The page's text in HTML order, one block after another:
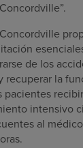
de los
recuperar la
pacientes
intensivo
al